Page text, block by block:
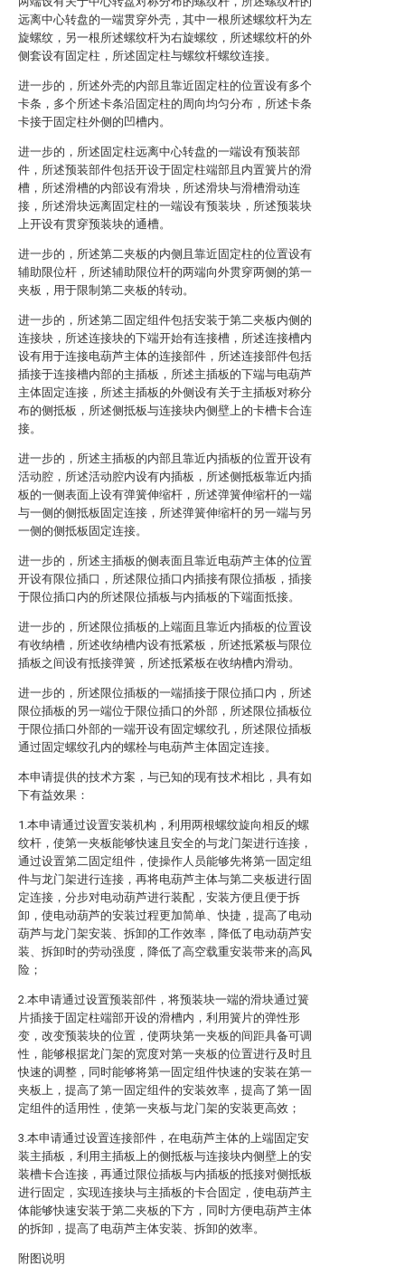
远离中心转盘的一端贯穿外壳，其中一根所述螺纹杆为左
旋螺纹，另一根所述螺纹杆为右旋螺纹，所述螺纹杆的外
侧套设有固定柱，所述固定柱与螺纹杆螺纹连接。
进一步的，所述外壳的内部且靠近固定柱的位置设有多个
卡条，多个所述卡条沿固定柱的周向均匀分布，所述卡条
卡接于固定柱外侧的凹槽内。
进一步的，所述固定柱远离中心转盘的一端设有预装部
件，所述预装部件包括开设于固定柱端部且内置簧片的滑
槽，所述滑槽的内部设有滑块，所述滑块与滑槽滑动连
接，所述滑块远离固定柱的一端设有预装块，所述预装块
上开设有贯穿预装块的通槽。
进一步的，所述第二夹板的内侧且靠近固定柱的位置设有
辅助限位杆，所述辅助限位杆的两端向外贯穿两侧的第一
夹板，用于限制第二夹板的转动。
进一步的，所述第二固定组件包括安装于第二夹板内侧的
连接块，所述连接块的下端开始有连接槽，所述连接槽内
设有用于连接电葫芦主体的连接部件，所述连接部件包括
插接于连接槽内部的主插板，所述主插板的下端与电葫芦
主体固定连接，所述主插板的外侧设有关于主插板对称分
布的侧抵板，所述侧抵板与连接块内侧壁上的卡槽卡合连
接。
进一步的，所述主插板的内部且靠近内插板的位置开设有
活动腔，所述活动腔内设有内插板，所述侧抵板靠近内插
板的一侧表面上设有弹簧伸缩杆，所述弹簧伸缩杆的一端
与一侧的侧抵板固定连接，所述弹簧伸缩杆的另一端与另
一侧的侧抵板固定连接。
进一步的，所述主插板的侧表面且靠近电葫芦主体的位置
开设有限位插口，所述限位插口内插接有限位插板，插接
于限位插口内的所述限位插板与内插板的下端面抵接。
进一步的，所述限位插板的上端面且靠近内插板的位置设
有收纳槽，所述收纳槽内设有抵紧板，所述抵紧板与限位
插板之间设有抵接弹簧，所述抵紧板在收纳槽内滑动。
进一步的，所述限位插板的一端插接于限位插口内，所述
限位插板的另一端位于限位插口的外部，所述限位插板位
于限位插口外部的一端开设有固定螺纹孔，所述限位插板
通过固定螺纹孔内的螺栓与电葫芦主体固定连接。
本申请提供的技术方案，与已知的现有技术相比，具有如
下有益效果：
1.本申请通过设置安装机构，利用两根螺纹旋向相反的螺
纹杆，使第一夹板能够快速且安全的与龙门架进行连接，
通过设置第二固定组件，使操作人员能够先将第一固定组
件与龙门架进行连接，再将电葫芦主体与第二夹板进行固
定连接，分步对电动葫芦进行装配，安装方便且便于拆
卸，使电动葫芦的安装过程更加简单、快捷，提高了电动
葫芦与龙门架安装、拆卸的工作效率，降低了电动葫芦安
装、拆卸时的劳动强度，降低了高空载重安装带来的高风
险；
2.本申请通过设置预装部件，将预装块一端的滑块通过簧
片插接于固定柱端部开设的滑槽内，利用簧片的弹性形
变，改变预装块的位置，使两块第一夹板的间距具备可调
性，能够根据龙门架的宽度对第一夹板的位置进行及时且
快速的调整，同时能够将第一固定组件快速的安装在第一
夹板上，提高了第一固定组件的安装效率，提高了第一固
定组件的适用性，使第一夹板与龙门架的安装更高效；
3.本申请通过设置连接部件，在电葫芦主体的上端固定安
装主插板，利用主插板上的侧抵板与连接块内侧壁上的安
装槽卡合连接，再通过限位插板与内插板的抵接对侧抵板
进行固定，实现连接块与主插板的卡合固定，使电葫芦主
体能够快速安装于第二夹板的下方，同时方便电葫芦主体
的拆卸，提高了电葫芦主体安装、拆卸的效率。
附图说明